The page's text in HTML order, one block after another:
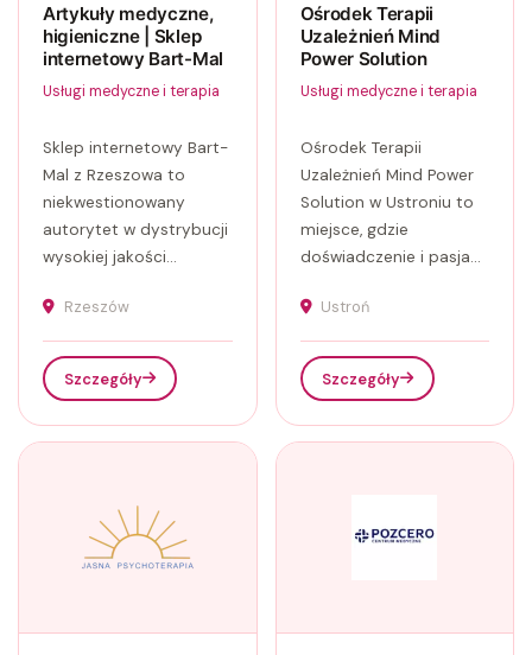
Artykuły medyczne,
higieniczne | Sklep
internetowy Bart-Mal
Usługi medyczne i terapia
Sklep internetowy Bart-
Mal z Rzeszowa to
niekwestionowany
autorytet w dystrybucji
wysokiej jakości...
Rzeszów
Szczegóły
Ośrodek Terapii
Uzależnień Mind
Power Solution
Usługi medyczne i terapia
Ośrodek Terapii
Uzależnień Mind Power
Solution w Ustroniu to
miejsce, gdzie
doświadczenie i pasja...
Ustroń
Szczegóły